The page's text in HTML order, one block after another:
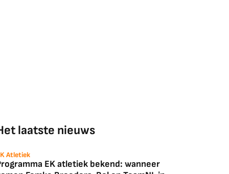
laatste nieuws
Atletiek
EK atletiek bekend: wanneer